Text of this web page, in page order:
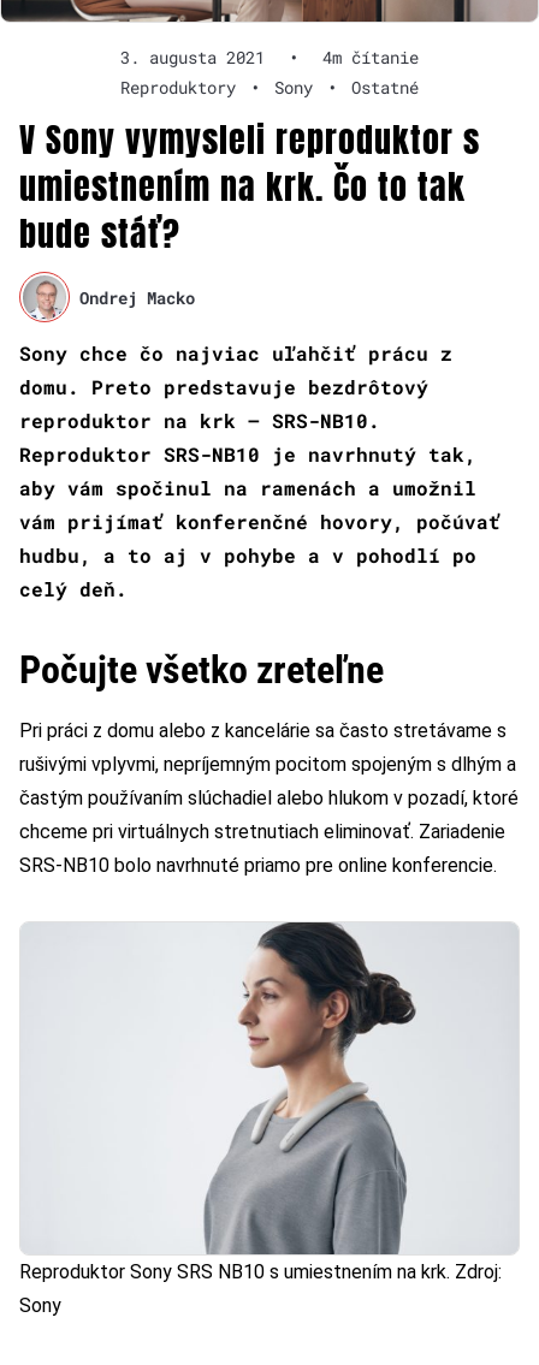
3. augusta 2021 •
4m čítanie
Reproduktory
• Sony • Ostatné
V Sony vymysleli reproduktor s
umiestnením na krk. Čo to tak
bude stáť?
Ondrej Macko
Sony chce čo najviac uľahčiť prácu z
domu. Preto predstavuje bezdrôtový
reproduktor na krk – SRS-NB10.
Reproduktor SRS-NB10 je navrhnutý tak,
aby vám spočinul na ramenách a umožnil
vám prijímať konferenčné hovory, počúvať
hudbu, a to aj v pohybe a v pohodlí po
celý deň.
Počujte všetko zreteľne
Pri práci z domu alebo z kancelárie sa často stretávame s
rušivými vplyvmi, nepríjemným pocitom spojeným s dlhým a
častým používaním slúchadiel alebo hlukom v pozadí, ktoré
chceme pri virtuálnych stretnutiach eliminovať. Zariadenie
SRS-NB10 bolo navrhnuté priamo pre online konferencie.
Reproduktor Sony SRS NB10 s umiestnením na krk. Zdroj:
Sony